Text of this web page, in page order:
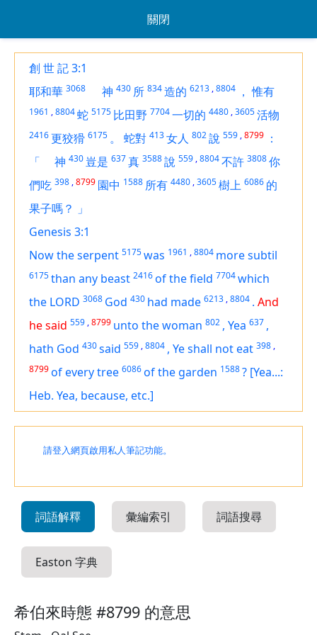
關閉
創 世 記 3:1
耶和華 3068 神 430 所 834造的 6213 ,8804 ， 惟有
1961 ,8804蛇 5175 比田野 7704一切的 4480 ,3605活物
2416更狡猾 6175 。 蛇對 413女人 802說 559 ,8799 ：
「
神 430 豈是 637真 3588說 559 ,8804不許 3808你
們吃 398 ,8799 園中 1588 所有 4480 ,3605樹上 6086 的
果子嗎？ 」
Genesis 3:1
Now the serpent 5175was 1961 ,8804 more subtil
6175than any beast 2416of the field 7704which
the LORD 3068 God 430 had made 6213 ,8804 . And
he said 559 ,8799 unto the woman 802 , Yea 637 ,
hath God 430said 559 ,8804 , Ye shall not eat 398 ,
8799of every tree 6086of the garden 1588? [Yea...:
Heb. Yea, because, etc.]
請登入網頁啟用私人筆記功能。
詞語解釋 彙編索引 詞語搜尋
Easton 字典
希伯來時態 #8799 的意思